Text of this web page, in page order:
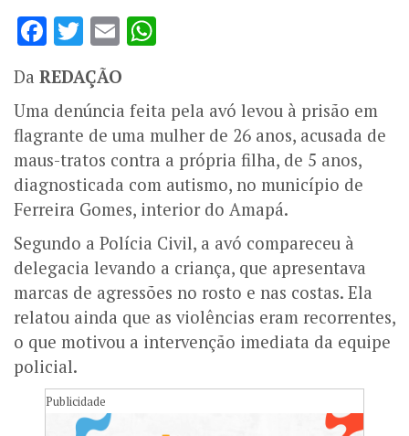
Facebook
Twitter
Email
Da REDAÇÃO
Uma denúncia feita pela avó levou à prisão em
flagrante de uma mulher de 26 anos, acusada de
maus-tratos contra a própria filha, de 5 anos,
diagnosticada com autismo, no município de
Ferreira Gomes, interior do Amapá.
Segundo a Polícia Civil, a avó compareceu à
delegacia levando a criança, que apresentava
marcas de agressões no rosto e nas costas. Ela
relatou ainda que as violências eram recorrentes,
o que motivou a intervenção imediata da equipe
policial.
Publicidade